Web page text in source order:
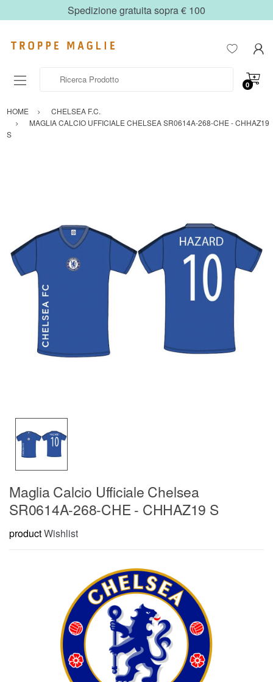
Spedizione gratuita sopra € 100
0
HOME
CHELSEA F.C.
MAGLIA CALCIO UFFICIALE CHELSEA SR0614A-268-CHE - CHHAZ19
S
Maglia Calcio Ufficiale Chelsea
SR0614A-268-CHE - CHHAZ19 S
productWishlist